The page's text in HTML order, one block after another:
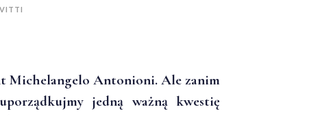
Michelangelo Antonioni. Ale zanim
jedną ważną kwestię